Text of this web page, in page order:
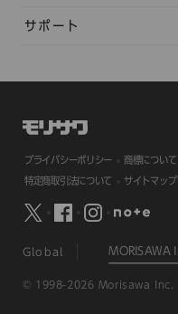
サポート
プライバシーポリシー 商標について
特定商取引法について サイトマップ
Global
© 1998-2026 Morisawa Inc.